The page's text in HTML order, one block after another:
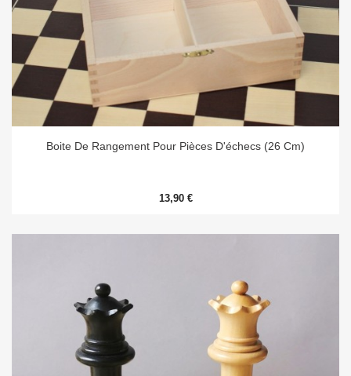
Boite De Rangement Pour Pièces D'échecs (26 Cm)
13,90 €